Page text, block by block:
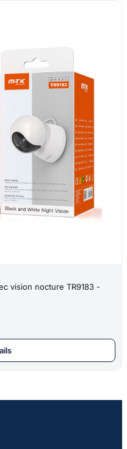
vision nocture TR9183 -